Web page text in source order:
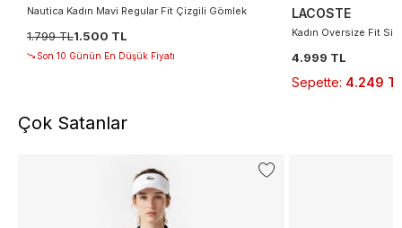
Nautica Kadın Mavi Regular Fit Çizgili Gömlek
1.799 TL1.500 TL
Son 10 Günün En Düşük Fiyatı
LACOSTE
Kadın Oversize Fit
4.999 TL
Sepette: 4.249
Çok Satanlar